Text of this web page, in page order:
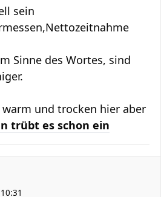
sein
Sinne des Wortes, sind
warm und trocken hier aber
trübt es schon ein